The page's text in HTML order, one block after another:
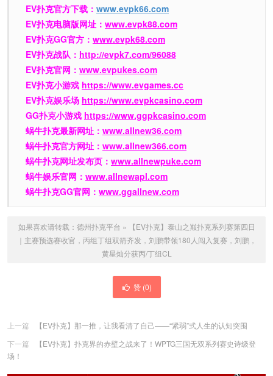
EV扑克官方下载： www.evpk66.com
EV扑克电脑版网址： www.evpk88.com
EV扑克GG官方： www.evpk68.com
EV扑克战队： http://evpk7.com/96088
EV扑克官网： www.evpukes.com
EV扑克小游戏 https://www.evgames.cc
EV扑克娱乐场 https://www.evpkcasino.com
GG扑克小游戏 https://www.ggpkcasino.com
蜗牛扑克最新网址： www.allnew36.com
蜗牛扑克官方网址： www.allnew366.com
蜗牛扑克网址发布页： www.allnewpuke.com
蜗牛娱乐官网： www.allnewapl.com
蜗牛扑克GG官网： www.ggallnew.com
如果喜欢请转载： 德州扑克平台 »
【EV扑克】泰山之巅扑克系列赛第四日
｜主赛预选赛收官，丙组丁组双箭齐发，刘鹏带领180人闯入复赛，刘鹏，
黄星灿分获丙/丁组CL
赞 (0)
上一篇
【EV扑克】那一推，让我看清了自己——“紧弱”式人生的认知突围
下一篇
【EV扑克】扑克界的赤壁之战来了！WPTG三国无双系列赛史诗级登
场！